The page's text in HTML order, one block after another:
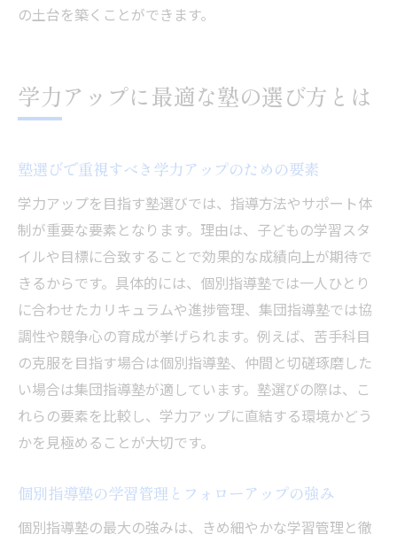
の土台を築くことができます。
学力アップに最適な塾の選び方とは
塾選びで重視すべき学力アップのための要素
学力アップを目指す塾選びでは、指導方法やサポート体
制が重要な要素となります。理由は、子どもの学習スタ
イルや目標に合致することで効果的な成績向上が期待で
きるからです。具体的には、個別指導塾では一人ひとり
に合わせたカリキュラムや進捗管理、集団指導塾では協
調性や競争心の育成が挙げられます。例えば、苦手科目
の克服を目指す場合は個別指導塾、仲間と切磋琢磨した
い場合は集団指導塾が適しています。塾選びの際は、こ
れらの要素を比較し、学力アップに直結する環境かどう
かを見極めることが大切です。
個別指導塾の学習管理とフォローアップの強み
個別指導塾の最大の強みは、きめ細やかな学習管理と徹